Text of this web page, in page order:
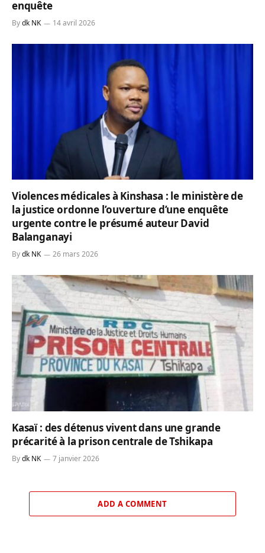
enquête
Bydk NK 14 avril 2026
Violences médicales à Kinshasa : le ministère de
la justice ordonne l’ouverture d’une enquête
urgente contre le présumé auteur David
Balanganayi
Bydk NK 26 mars 2026
Kasaï : des détenus vivent dans une grande
précarité à la prison centrale de Tshikapa
Bydk NK 7 janvier 2026
ADD A COMMENT